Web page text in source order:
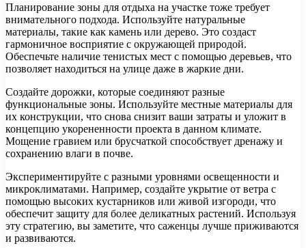
Планирование зоны для отдыха на участке тоже требует
внимательного подхода. Используйте натуральные
материалы, такие как камень или дерево. Это создаст
гармоничное восприятие с окружающей природой.
Обеспечьте наличие тенистых мест с помощью деревьев, что
позволяет находиться на улице даже в жаркие дни.
Создайте дорожки, которые соединяют разные
функциональные зоны. Используйте местные материалы для
их конструкции, что снова снизит ваши затраты и уложит в
концепцию укорененности проекта в данном климате.
Мощение гравием или брусчаткой способствует дренажу и
сохранению влаги в почве.
Экспериментируйте с разными уровнями освещенности и
микроклиматами. Например, создайте укрытие от ветра с
помощью высоких кустарников или живой изгороди, что
обеспечит защиту для более деликатных растений. Используя
эту стратегию, вы заметите, что саженцы лучше приживаются
и развиваются.